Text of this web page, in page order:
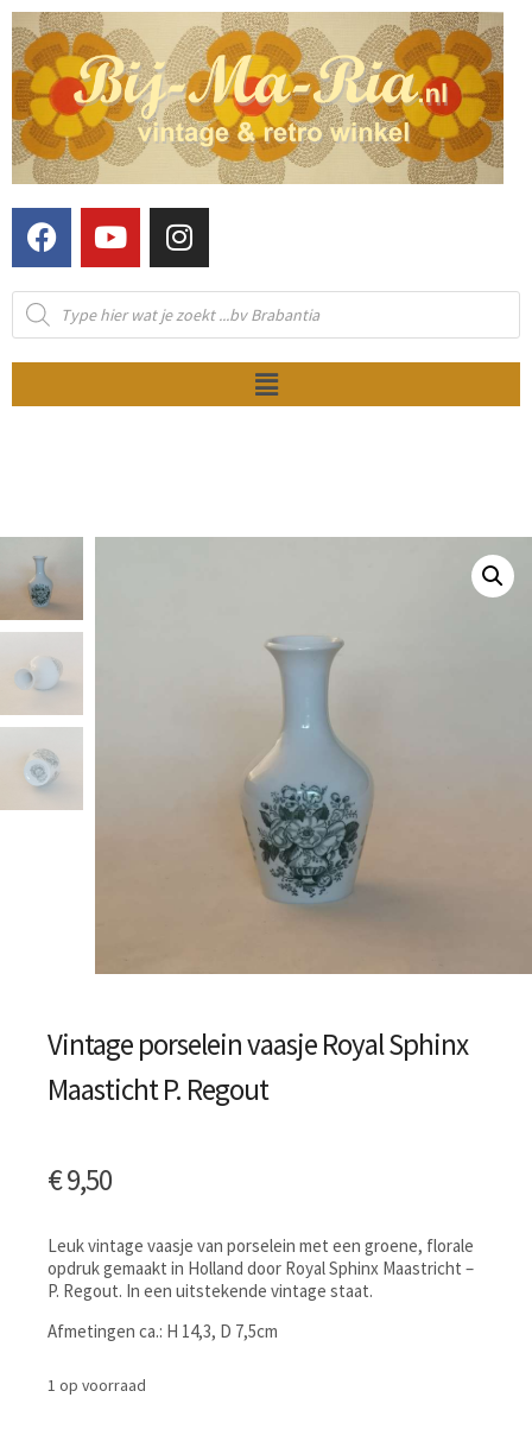
Vintage porselein vaasje Royal Sphinx
Maasticht P. Regout
€9,50
Leuk vintage vaasje van porselein met een groene, florale
opdruk gemaakt in Holland door Royal Sphinx Maastricht –
P. Regout. In een uitstekende vintage staat.
Afmetingen ca.: H 14,3, D 7,5cm
1 op voorraad